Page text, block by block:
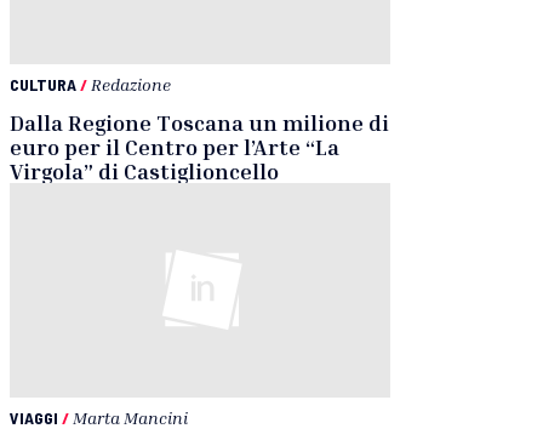
CULTURA/ Redazione
Dalla Regione Toscana un milione di
euro per il Centro per l’Arte “La
Virgola” di Castiglioncello
VIAGGI / Marta Mancini